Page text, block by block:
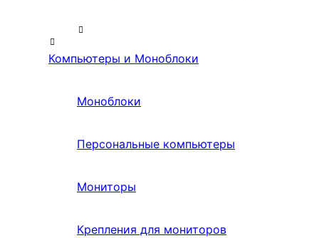
Компьютеры и Моноблоки
Моноблоки
Персональные компьютеры
Мониторы
Крепления для мониторов